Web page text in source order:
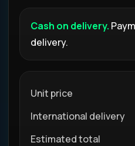
Cash on delivery.
delivery.
Unit price
International delivery
Estimated total